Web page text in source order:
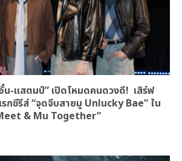
น-แสตมป์” เปิดโหมดคนดวงดี! เสิร์ฟ
กซีรีส์ “จุดจีบสายมู Unlucky Bae” ใน
& Mu Together”